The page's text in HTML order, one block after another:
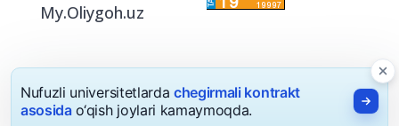
My.Oliygoh.uz
2026 © Oliygoh.uz, Barcha huquqlar himoyalangan
Nufuzli universitetlarda chegirmali kontrakt
asosidao‘qish joylari kamaymoqda.